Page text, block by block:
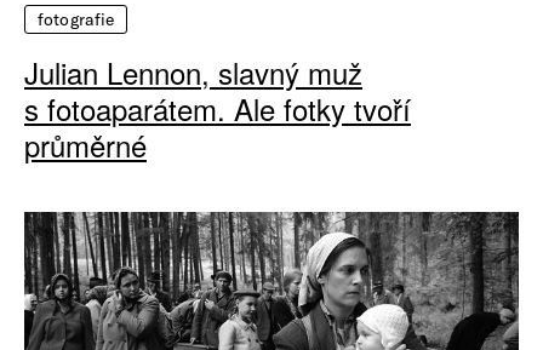
fotografie
Julian Lennon, slavný muž
s fotoaparátem. Ale fotky tvoří
průměrné